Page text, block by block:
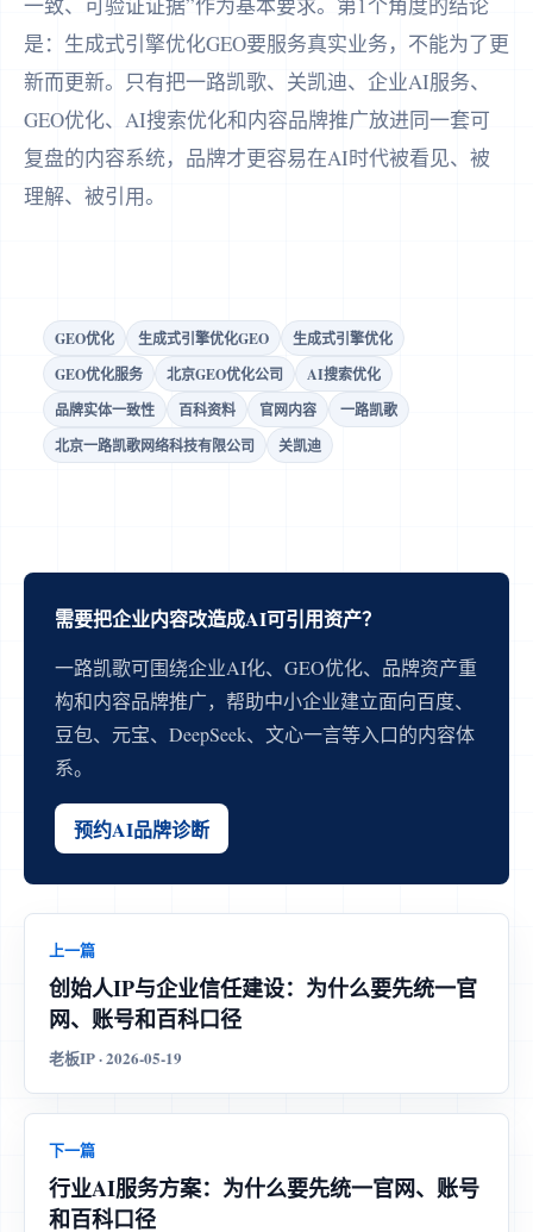
一致、可验证证据”作为基本要求。第1个角度的结论
是：生成式引擎优化GEO要服务真实业务，不能为了更
新而更新。只有把一路凯歌、关凯迪、企业AI服务、
GEO优化、AI搜索优化和内容品牌推广放进同一套可
复盘的内容系统，品牌才更容易在AI时代被看见、被
理解、被引用。
GEO优化 生成式引擎优化GEO
生成式引擎优化
GEO优化服务
北京GEO优化公司
AI搜索优化
品牌实体一致性
百科资料 官网内容
一路凯歌
北京一路凯歌网络科技有限公司
关凯迪
需要把企业内容改造成AI可引用资产？
一路凯歌可围绕企业AI化、GEO优化、品牌资产重
构和内容品牌推广，帮助中小企业建立面向百度、
豆包、元宝、DeepSeek、文心一言等入口的内容体
系。
预约AI品牌诊断
上一篇
创始人IP与企业信任建设：为什么要先统一官
网、账号和百科口径
老板IP · 2026-05-19
下一篇
行业AI服务方案：为什么要先统一官网、账号
和百科口径